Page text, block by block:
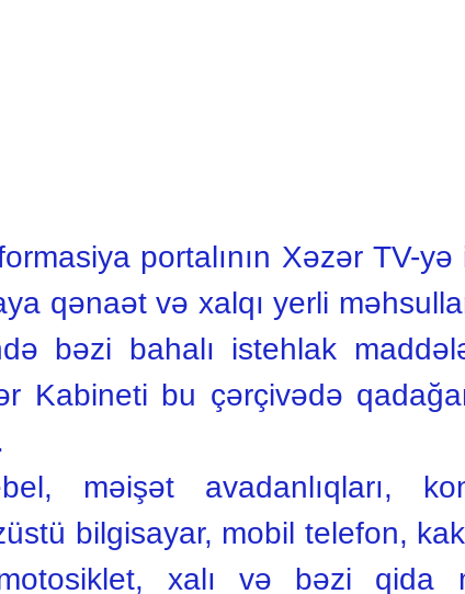
portalının Xəzər TV-
qənaət və xalqı yerli
bəzi bahalı istehlak
Kabineti bu çərçivədə
məişət avadanlıqları,
bilgisayar, mobil telefon,
xalı və bəzi qida